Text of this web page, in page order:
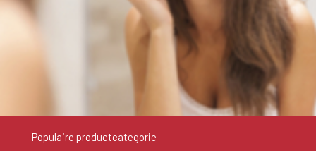
Populaire productcategorie